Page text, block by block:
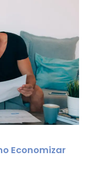
Economizar